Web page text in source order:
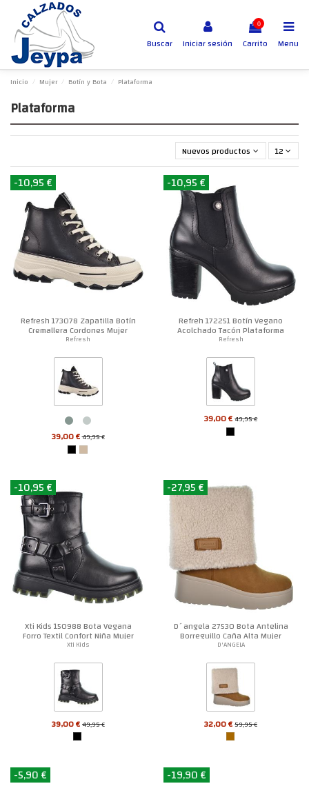
Buscar Iniciar sesión
0
Carrito Menu
Inicio Mujer Botín y Bota Plataforma
Plataforma
Nuevos productos primero12
-10,95 €
Refresh 173078 Zapatilla Botín
Cremallera Cordones Mujer
Refresh
39,00 €49,95 €
-10,95 €
Refreh 172251 Botín Vegano
Acolchado Tacón Plataforma
Mujer
Refresh
39,00 €49,95 €
-10,95 €
Xti Kids 150988 Bota Vegana
Forro Textil Confort Niña Mujer
Xti Kids
39,00 €49,95 €
-27,95 €
D´angela 27530 Bota Antelina
Borreguillo Caña Alta Mujer
D'ANGELA
32,00 €59,95 €
-5,90 € -19,90 €